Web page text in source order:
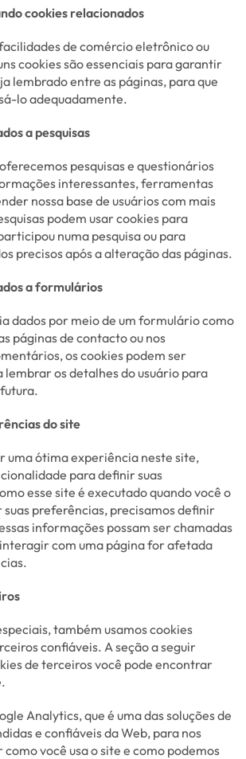
cookies relacionados
de comércio eletrônico ou
cookies são essenciais para garantir
lembrado entre as páginas, para que
lo adequadamente.
a pesquisas
pesquisas e questionários
interessantes, ferramentas
nossa base de usuários com mais
podem usar cookies para
numa pesquisa ou para
precisos após a alteração das páginas.
a formulários
dados por meio de um formulário como
páginas de contacto ou nos
os cookies podem ser
lembrar os detalhes do usuário para
do site
uma ótima experiência neste site,
para definir suas
esse site é executado quando você o
suas preferências, precisamos definir
informações possam ser chamadas
com uma página for afetada
também usamos cookies
confiáveis. A seção a seguir
de terceiros você pode encontrar
Analytics, que é uma das soluções de
e confiáveis da Web, para nos
você usa o site e como podemos